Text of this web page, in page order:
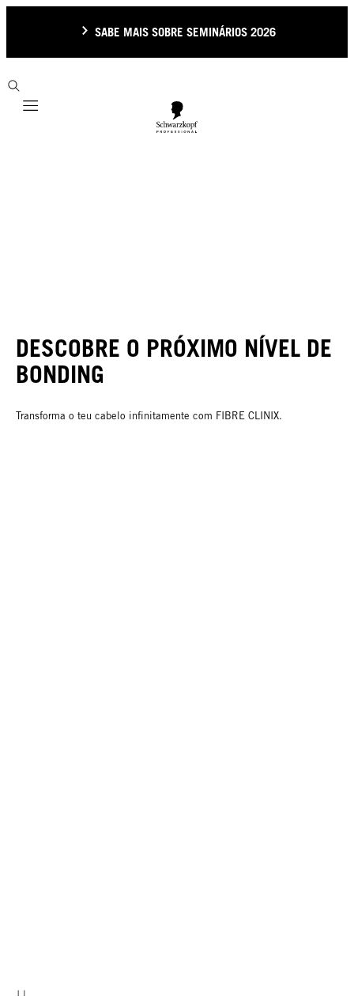
SABE MAIS SOBRE SEMINÁRIOS 2026
Mobile navigation
DESCOBRE O PRÓXIMO NÍVEL DE
BONDING
Transforma o teu cabelo infinitamente com FIBRE CLINIX.